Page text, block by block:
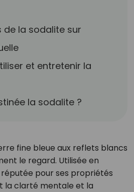
de la sodalite sur
et entretenir la
la sodalite ?
fine bleue aux reflets blancs
le regard. Utilisée en
pour ses propriétés
la clarté mentale et la